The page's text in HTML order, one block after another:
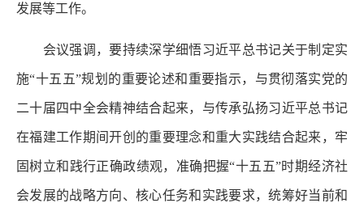
发展等工作。
会议强调，要持续深学细悟习近平总书记关于制定实
施“十五五”规划的重要论述和重要指示，与贯彻落实党的
二十届四中全会精神结合起来，与传承弘扬习近平总书记
在福建工作期间开创的重要理念和重大实践结合起来，牢
固树立和践行正确政绩观，准确把握“十五五”时期经济社
会发展的战略方向、核心任务和实践要求，统筹好当前和